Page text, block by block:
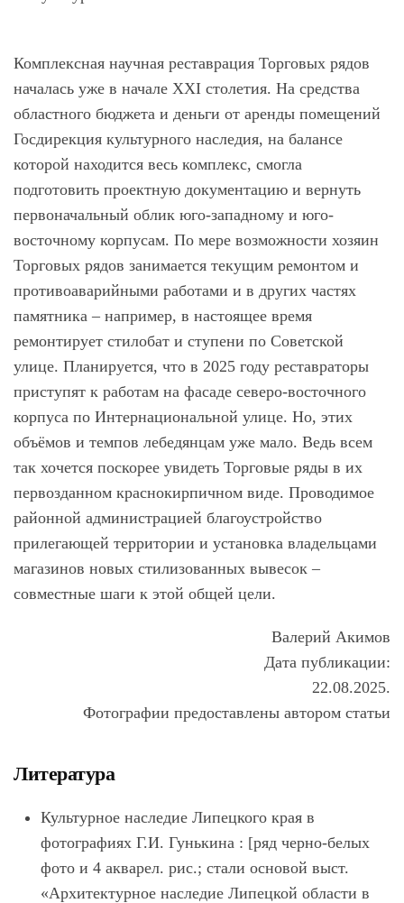
Комплексная научная реставрация Торговых рядов
началась уже в начале XXI столетия. На средства
областного бюджета и деньги от аренды помещений
Госдирекция культурного наследия, на балансе
которой находится весь комплекс, смогла
подготовить проектную документацию и вернуть
первоначальный облик юго-западному и юго-
восточному корпусам. По мере возможности хозяин
Торговых рядов занимается текущим ремонтом и
противоаварийными работами и в других частях
памятника – например, в настоящее время
ремонтирует стилобат и ступени по Советской
улице. Планируется, что в 2025 году реставраторы
приступят к работам на фасаде северо-восточного
корпуса по Интернациональной улице. Но, этих
объёмов и темпов лебедянцам уже мало. Ведь всем
так хочется поскорее увидеть Торговые ряды в их
первозданном краснокирпичном виде. Проводимое
районной администрацией благоустройство
прилегающей территории и установка владельцами
магазинов новых стилизованных вывесок –
совместные шаги к этой общей цели.
Валерий Акимов
Дата публикации:
22.08.2025.
Фотографии предоставлены автором статьи
Литература
Культурное наследие Липецкого края в
фотографиях Г.И. Гунькина : [ряд черно-белых
фото и 4 акварел. рис.; стали основой выст.
«Архитектурное наследие Липецкой области в